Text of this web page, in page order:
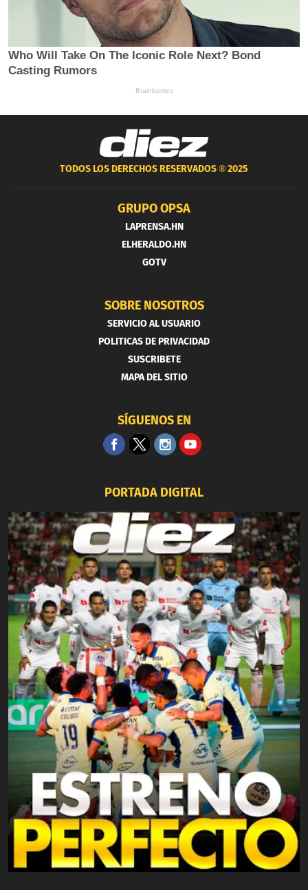
TODOS LOS DERECHOS RESERVADOS ®2025
GRUPO OPSA
LAPRENSA.HN
ELHERALDO.HN
GOTV
SOBRE NOSOTROS
SERVICIO AL USUARIO
POLITICAS DE PRIVACIDAD
SUSCRIBETE
MAPA DEL SITIO
SÍGUENOS EN
PORTADA DIGITAL